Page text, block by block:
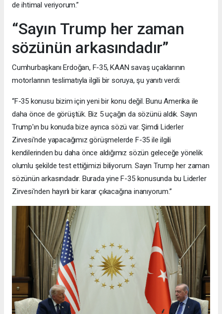
de ihtimal veriyorum.”
“Sayın Trump her zaman
sözünün arkasındadır”
Cumhurbaşkanı Erdoğan, F-35, KAAN savaş uçaklarının
motorlarının teslimatıyla ilgili bir soruya, şu yanıtı verdi:
“F-35 konusu bizim için yeni bir konu değil. Bunu Amerika ile
daha önce de görüştük. Biz 5 uçağın da sözünü aldık. Sayın
Trump'ın bu konuda bize ayrıca sözü var. Şimdi Liderler
Zirvesi'nde yapacağımız görüşmelerde F-35 ile ilgili
kendilerinden bu daha önce aldığımız sözün geleceğe yönelik
olumlu şekilde test ettiğimizi biliyorum. Sayın Trump her zaman
sözünün arkasındadır. Burada yine F-35 konusunda bu Liderler
Zirvesi'nden hayırlı bir karar çıkacağına inanıyorum.”